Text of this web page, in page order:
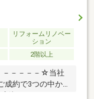
リフォームリノベー
ション
2階以上
－－－－☆当社
成約で3つの中か